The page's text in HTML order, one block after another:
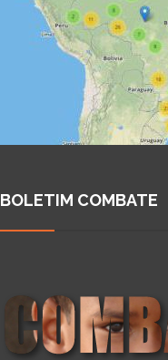
BOLETIM COMBATE